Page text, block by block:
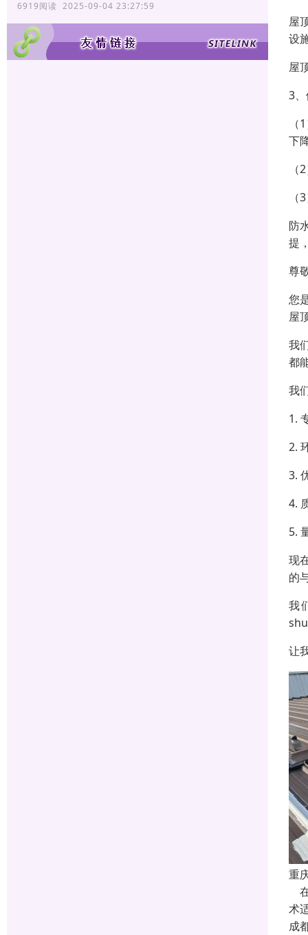
6919阅读 2025-09-04 23:27:59
屋
设
屋
3
下
防
提
尊
您
屋
我
都
我
1.
2.
3.
4.
5.
现
的
我
让
重
术
成